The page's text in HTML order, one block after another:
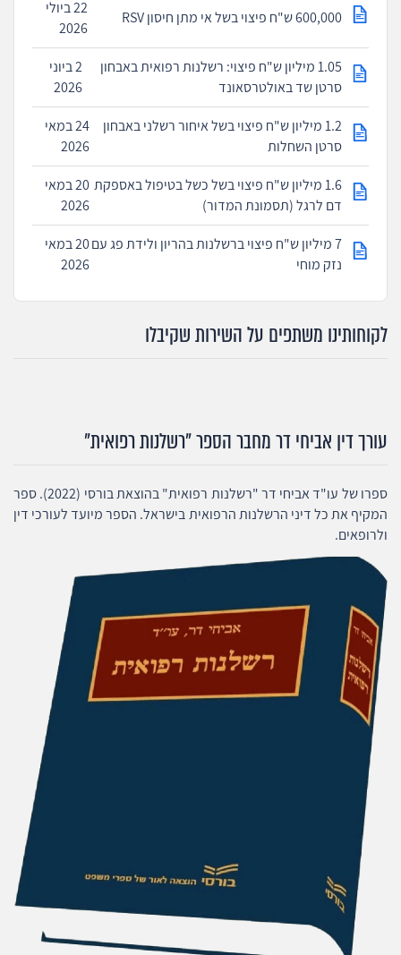
600,000 ש"ח פיצוי בשל אי מתן חיסון RSV
22 ביולי
2026
1.05 מיליון ש"ח פיצוי: רשלנות רפואית באבחון
סרטן שד באולטרסאונד
2 ביוני
2026
1.2 מיליון ש"ח פיצוי בשל איחור רשלני באבחון
סרטן השחלות
24 במאי
2026
1.6 מיליון ש"ח פיצוי בשל כשל בטיפול באספקת
דם לרגל (תסמונת המדור)
20 במאי
2026
7 מיליון ש"ח פיצוי ברשלנות בהריון ולידת פג עם
נזק מוחי
20 במאי
2026
לקוחותינו משתפים על השירות שקיבלו
עורך דין אביחי דר מחבר הספר "רשלנות רפואית"
ספרו של עו"ד אביחי דר "רשלנות רפואית" בהוצאת בורסי (2022). ספר
המקיף את כל דיני הרשלנות הרפואית בישראל. הספר מיועד לעורכי דין
ולרופאים.